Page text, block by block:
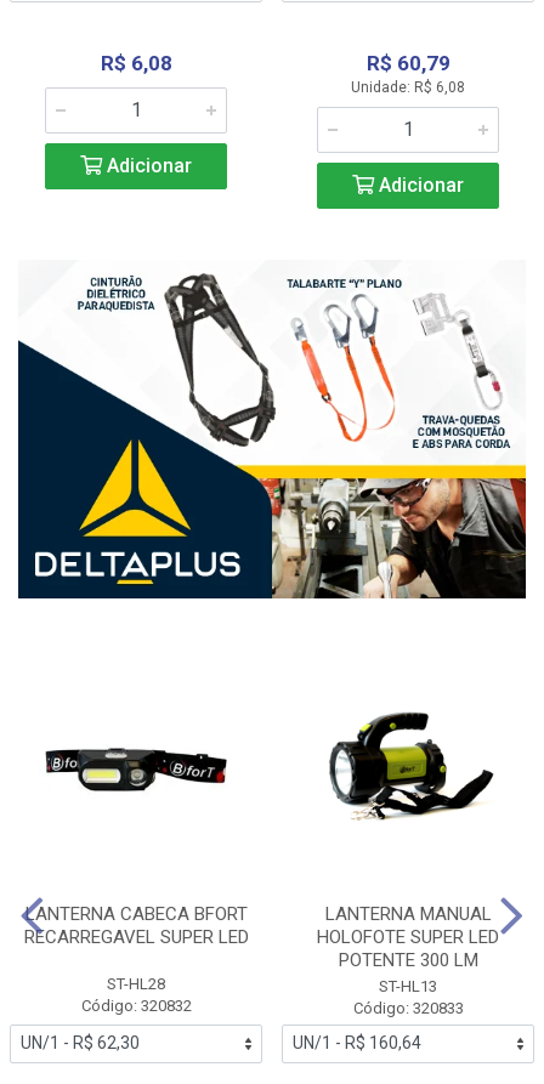
R$ 6,08
Adicionar
R$ 60,79
Unidade: R$ 6,08
Adicionar
LANTERNA CABECA BFORT
RECARREGAVEL SUPER LED
ST-HL28
Código: 320832
LANTERNA MANUAL
HOLOFOTE SUPER LED
POTENTE 300 LM
ST-HL13
Código: 320833